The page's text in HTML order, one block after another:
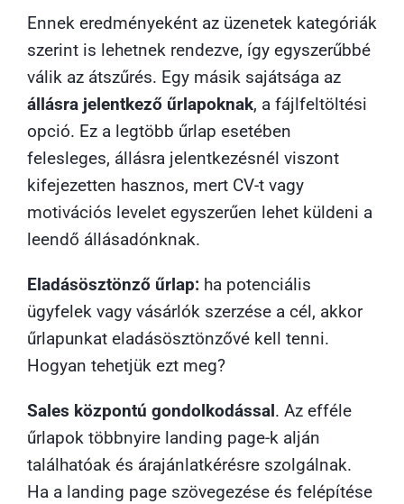
Ennek eredményeként az üzenetek kategóriák
szerint is lehetnek rendezve, így egyszerűbbé
válik az átszűrés. Egy másik sajátsága az
állásra jelentkező űrlapoknak, a fájlfeltöltési
opció. Ez a legtöbb űrlap esetében
felesleges, állásra jelentkezésnél viszont
kifejezetten hasznos, mert CV-t vagy
motivációs levelet egyszerűen lehet küldeni a
leendő állásadónknak.
Eladásösztönző űrlap: ha potenciális
ügyfelek vagy vásárlók szerzése a cél, akkor
űrlapunkat eladásösztönzővé kell tenni.
Hogyan tehetjük ezt meg?
Sales központú gondolkodással. Az efféle
űrlapok többnyire landing page-k alján
találhatóak és árajánlatkérésre szolgálnak.
Ha a landing page szövegezése és felépítése